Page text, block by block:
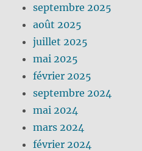
septembre 2025
août 2025
juillet 2025
mai 2025
février 2025
septembre 2024
mai 2024
mars 2024
février 2024